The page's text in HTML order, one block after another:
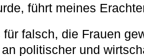
führt meines
für falsch, die Frauen
politischer und